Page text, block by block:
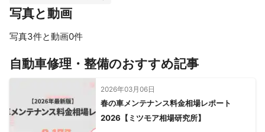
写真と動画
写真3件と動画0件
自動車修理・整備のおすすめ記事
2026年03月06日
春の車メンテナンス料金相場レポート
2026【ミツモア相場研究所】